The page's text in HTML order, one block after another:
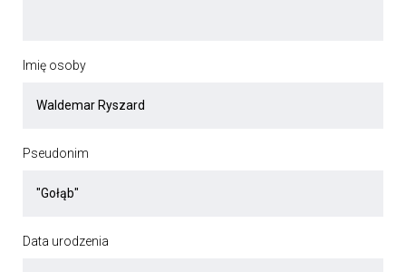
Imię osoby
Pseudonim
Data urodzenia